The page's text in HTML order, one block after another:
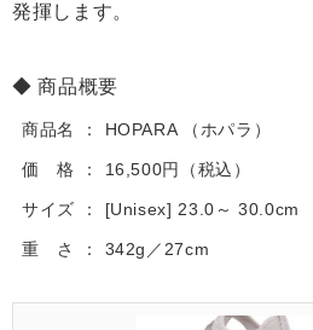
発揮します。
商品概要
商品名 HOPARA （ホパラ）
価 格 16,500円（税込）
サイズ [Unisex] 23.0～ 30.0cm
重 さ 342g／27cm